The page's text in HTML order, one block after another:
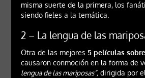
misma suerte de la primera, los
siendo fieles a la temática.
2 – La lengua de las
Otra de las mejores 5 películas
causaron conmoción en la forma de
lengua de las mariposas”,dirigida por